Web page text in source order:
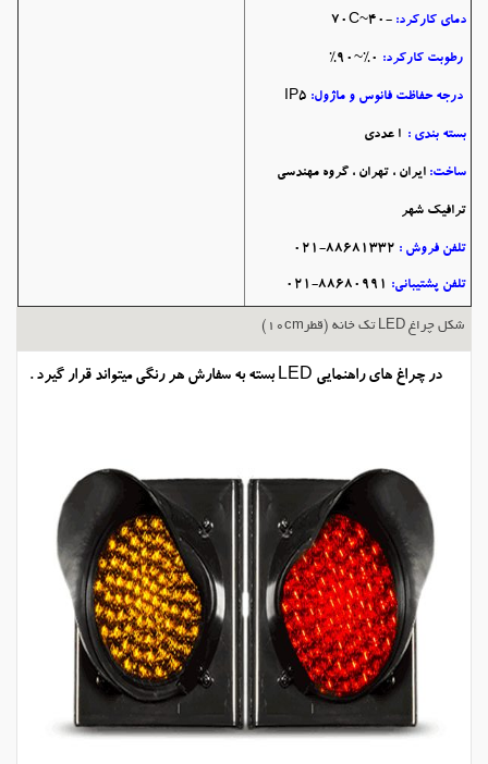
دمای کارکرد: -40~70C
رطوبت کارکرد: 0%~90%
درجه حفاظت فانوس و ماژول: IP5
بسته بندی : ا عددی
ساخت:ایران ، تهران ، گروه مهندسی
ترافیک شهر
تلفن فروش :
تلفن پشتیبانی: 88680991-021
شکل چراغ LED تک خانه (قطر10cm)
در چراغ های راهنمایی LED بسته به سفارش هر رنگی میتواند قرار گیرد .